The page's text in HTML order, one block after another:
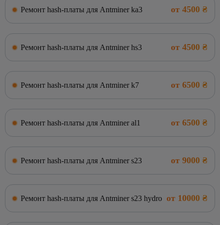
Ремонт hash-платы для Antminer ka3 от 4500 ₴
Ремонт hash-платы для Antminer hs3 от 4500 ₴
Ремонт hash-платы для Antminer k7 от 6500 ₴
Ремонт hash-платы для Antminer al1 от 6500 ₴
Ремонт hash-платы для Antminer s23 от 9000 ₴
Ремонт hash-платы для Antminer s23 hydro от 10000 ₴